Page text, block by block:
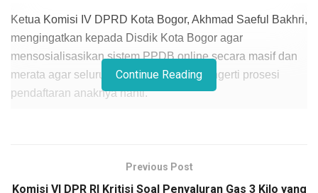
Ketua Komisi IV DPRD Kota Bogor, Akhmad Saeful Bakhri,
mengingatkan kepada Disdik Kota Bogor agar
mensosialisasikan sistem PPDB online secara masif dan
merata agar seluruh orang tua murid mengerti prosesi
pendaftaran anaknya nanti.
Continue Reading
Previous Post
Komisi VI DPR RI Kritisi Soal Penyaluran Gas 3 Kilo yang